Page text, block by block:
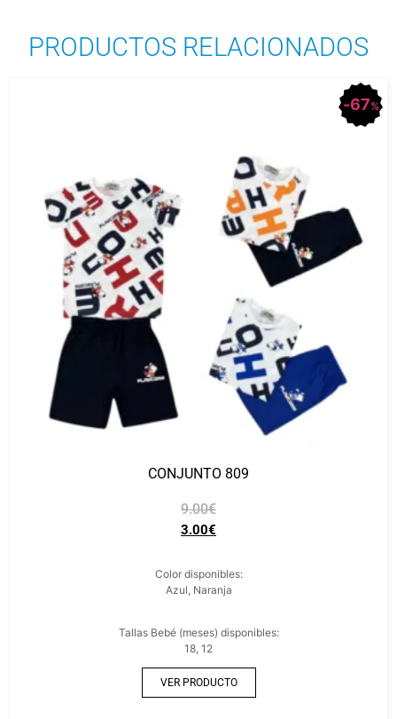
PRODUCTOS RELACIONADOS
67%
CONJUNTO 809
9.00€
3.00€
Color disponibles:
Azul, Naranja
Tallas Bebé (meses) disponibles:
18, 12
VER PRODUCTO